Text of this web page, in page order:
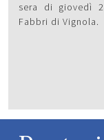
sera di giovedì
Fabbri di Vignola.